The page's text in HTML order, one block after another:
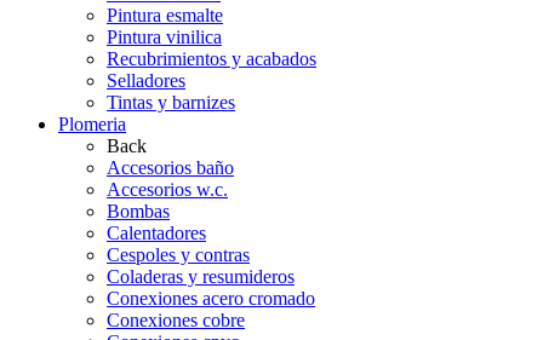
Pintura esmalte
Pintura vinilica
Recubrimientos y acabados
Selladores
Tintas y barnizes
Plomeria
Back
Accesorios baño
Accesorios w.c.
Bombas
Calentadores
Cespoles y contras
Coladeras y resumideros
Conexiones acero cromado
Conexiones cobre